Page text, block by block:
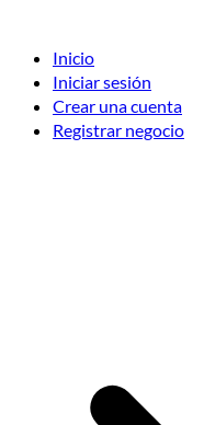
Inicio
Iniciar sesión
Crear una cuenta
Registrar negocio